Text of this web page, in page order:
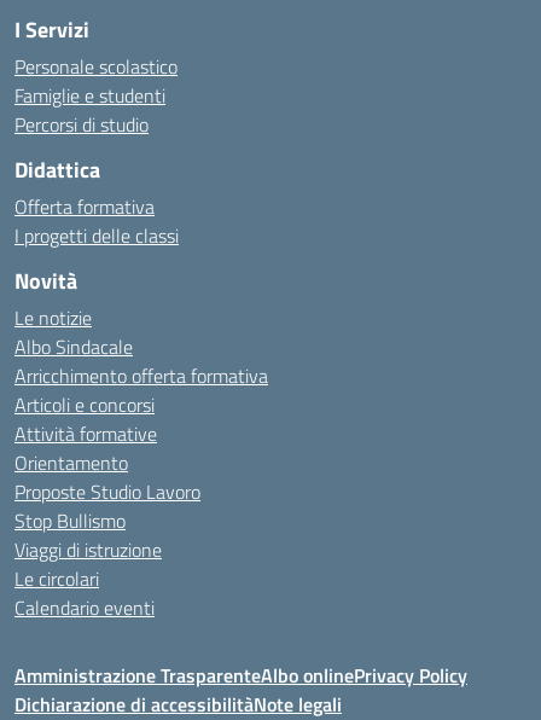
I Servizi
Personale scolastico
Famiglie e studenti
Percorsi di studio
Didattica
Offerta formativa
I progetti delle classi
Novità
Le notizie
Albo Sindacale
Arricchimento offerta formativa
Articoli e concorsi
Attività formative
Orientamento
Proposte Studio Lavoro
Stop Bullismo
Viaggi di istruzione
Le circolari
Calendario eventi
Amministrazione TrasparenteAlbo onlinePrivacy Policy
Dichiarazione di accessibilitàNote legali